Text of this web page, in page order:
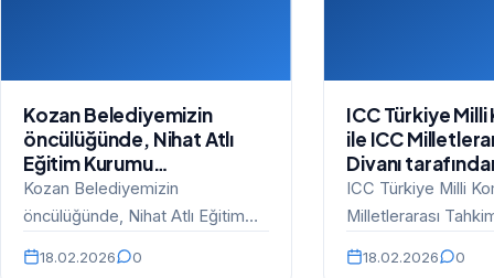
Kozan Belediyemizin
öncülüğünde, Nihat Atlı
Eğitim Kurumu
öğrencilerinin katılımıyla
gerçekleştirilen Anıtkabir
programına bugün hep
birlikte katılmanın gururunu
Kozan Belediyemizin
öncülüğünde, Nihat Atlı Eğitim
gerçekleştirilen Anıtkabir
18.02.2026 0
ICC Türkiye
ile ICC
Divanı
Odalar ve
Birliğimiz
birliğinde
ICC Türkiye
ICC Türkiye Milli
Milletlerarası
Borsalar Birliğimiz
18.02.2026 0